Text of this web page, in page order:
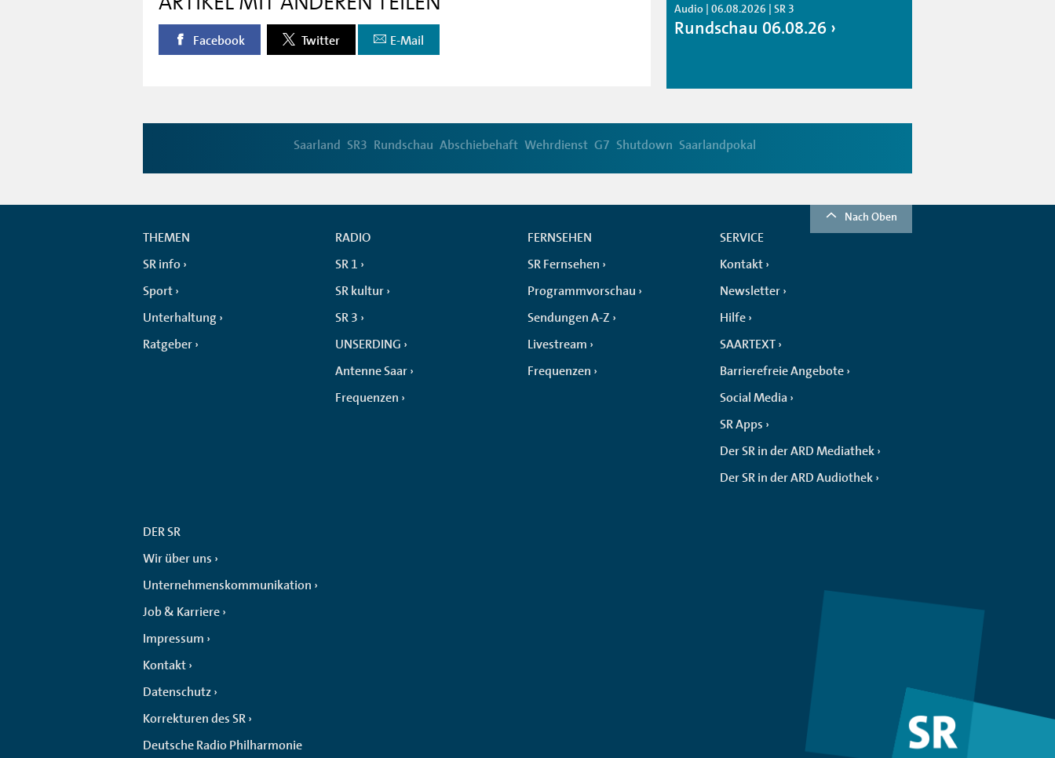
Facebook Twitter E-Mail
Audio | 06.08.2026 | SR 3
Rundschau 06.08.26
Saarland SR3 Rundschau Abschiebehaft Wehrdienst G7 Shutdown Saarlandpokal
Nach Oben
THEMEN
SR info
Sport
Unterhaltung
Ratgeber
RADIO
SR 1
SR kultur
SR 3
UNSERDING
Antenne Saar
Frequenzen
FERNSEHEN
SR Fernsehen
Programmvorschau
Sendungen A-Z
Livestream
Frequenzen
SERVICE
Kontakt
Newsletter
Hilfe
SAARTEXT
Barrierefreie Angebote
Social Media
SR Apps
Der SR in der ARD Mediathek
Der SR in der ARD Audiothek
DER SR
Wir über uns
Unternehmenskommunikation
Job & Karriere
Impressum
Kontakt
Datenschutz
Korrekturen des SR
Deutsche Radio Philharmonie